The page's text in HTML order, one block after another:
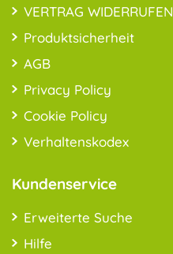
VERTRAG WIDERRUFEN
Produktsicherheit
AGB
Privacy Policy
Cookie Policy
Verhaltenskodex
Kundenservice
Erweiterte Suche
Hilfe